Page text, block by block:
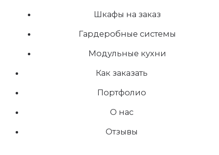
Шкафы на заказ
Гардеробные системы
Модульные кухни
Как заказать
Портфолио
О нас
Отзывы